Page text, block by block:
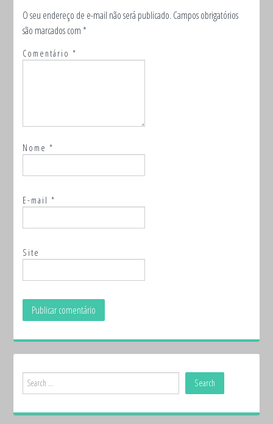
O seu endereço de e-mail não será publicado. Campos obrigatórios
são marcados com *
Comentário*
Nome*
E-mail*
Site